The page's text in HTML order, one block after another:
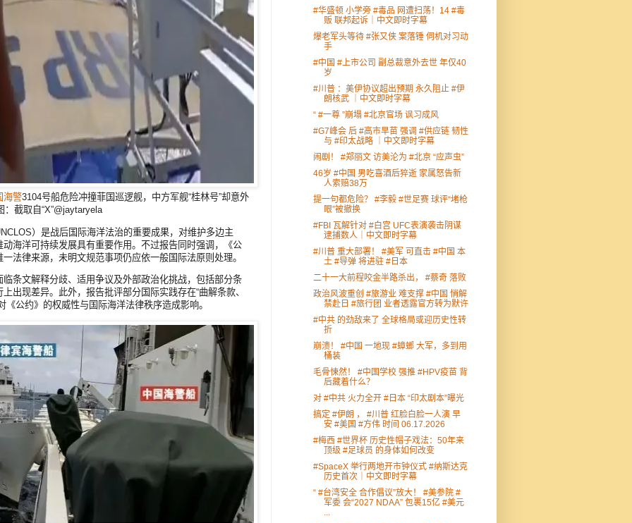
海警3104号船危险冲撞菲国巡逻舰，中方军舰“桂林号”却意外
截取自“X”@jaytaryela
）是战后国际海洋法治的重要成果，对维护多边主
海洋可持续发展具有重要作用。不过报告同时强调，《公
法律来源，未明文规范事项仍应依一般国际法原则处理。
条文解释分歧、适用争议及外部政治化挑战，包括部分条
出现差异。此外，报告批评部分国际实践存在“曲解条款、
公约》的权威性与国际海洋法律秩序造成影响。
#华盛顿 小学旁 #毒品 网遭扫荡！14 #毒
贩 联邦起诉｜中文即时字幕
爆老军头等待 #张又侠 案落锤 伺机对习动
手
#中国 #上市公司 副总裁意外去世 年仅40
岁
#川普 ：美伊协议超出预期 永久阻止 #伊
朗核武 ｜中文即时字幕
“ #一尊 ”崩塌 #北京官场 讽习成风
#G7峰会 后 #高市早苗 强调 #供应链 韧性
与 #印太战略 ｜中文即时字幕
闹剧！ #郑丽文 访美沦为 #北京 “应声虫”
46岁 #中国 男吃喜酒后猝逝 家属怒告新
人索赔38万
提一句都危险？ #李毅 #世足赛 球评“堵枪
眼”被撤换
#FBI 瓦解针对 #白宫 UFC表演袭击阴谋
逮捕数人｜中文即时字幕
#川普 重大部署！ #美军 可直击 #中国 本
土 #导弹 将进驻 #日本
二十一大前程咬金半路杀出， #蔡奇 落败
政治风波重创 #旅游业 难支撑 #中国 悄解
禁赴日 #旅行团 业者透露官方转为默许
#中共 的劲敌来了 全球格局或迎历史性转
折
崩溃！ #中国 一地现 #蟑螂 大军，多到用
桶装
毛骨悚然！ #中国学校 强推 #HPV疫苗 背
后藏着什么？
对 #中共 火力全开 #日本 “印太剧本”曝光
搞定 #伊朗 ， #川普 红脸白脸一人演 早
安 #美国 #方伟 时间 06.17.2026
#梅西 #世界杯 历史性帽子戏法：50年来
顶级 #足球员 的身体如何改变
#SpaceX 举行两地开市钟仪式 #纳斯达克
历史首次｜中文即时字幕
“ #台湾安全 合作倡议”放大！ #美参院 #
军委 会“2027 NDAA” 包裹15亿 #美元
...